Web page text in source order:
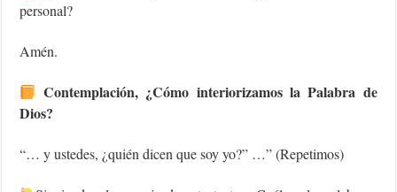
personal?
Amén.
Contemplación, ¿Cómo interiorizamos la Palabra de
Dios?
“… y ustedes, ¿quién dicen que soy yo?” …” (Repetimos)